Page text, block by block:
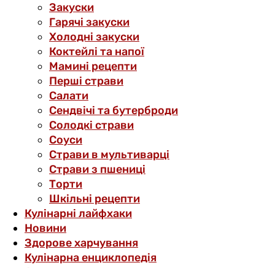
Закуски
Гарячі закуски
Холодні закуски
Коктейлі та напої
Мамині рецепти
Перші страви
Салати
Сендвічі та бутерброди
Солодкі страви
Соуси
Страви в мультиварці
Страви з пшениці
Торти
Шкільні рецепти
Кулінарні лайфхаки
Новини
Здорове харчування
Кулінарна енциклопедія